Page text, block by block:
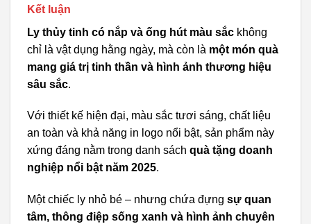
Kết luận
Ly thủy tinh có nắp và ống hút màu sắc không
chỉ là vật dụng hằng ngày, mà còn là một món quà
mang giá trị tinh thần và hình ảnh thương hiệu
sâu sắc.
Với thiết kế hiện đại, màu sắc tươi sáng, chất liệu
an toàn và khả năng in logo nổi bật, sản phẩm này
xứng đáng nằm trong danh sách quà tặng doanh
nghiệp nổi bật năm 2025.
Một chiếc ly nhỏ bé – nhưng chứa đựng sự quan
tâm, thông điệp sống xanh và hình ảnh chuyên